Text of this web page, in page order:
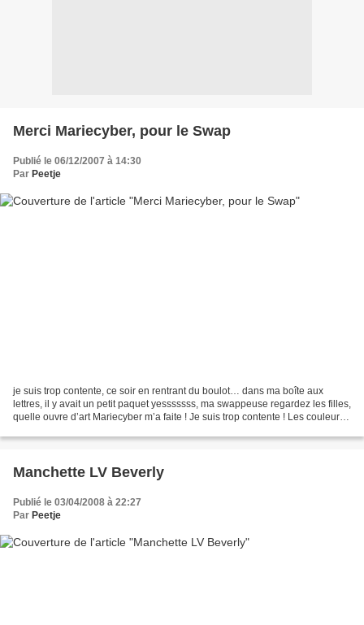
Merci Mariecyber, pour le Swap
Publié le 06/12/2007 à 14:30
Par Peetje
je suis trop contente, ce soir en rentrant du boulot… dans ma boîte aux
lettres, il y avait un petit paquet yesssssss, ma swappeuse regardez les filles,
quelle ouvre d’art Mariecyber m’a faite ! Je suis trop contente ! Les couleurs,
Manchette LV Beverly
Publié le 03/04/2008 à 22:27
Par Peetje